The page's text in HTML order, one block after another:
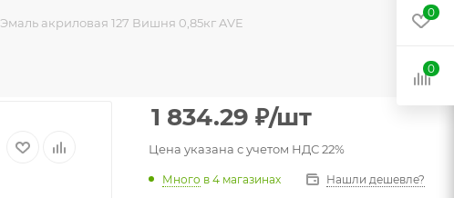
Эмаль акриловая 127 Вишня 0,85кг AVE
1 834.29 ₽/шт
Цена указана с учетом НДС 22%
Много в 4 магазинах Нашли дешевле?
0
0